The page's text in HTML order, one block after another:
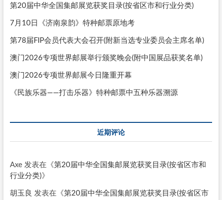
第20届中华全国集邮展览获奖目录(按省区市和行业分类)
7月10日《济南泉韵》特种邮票原地考
第78届FIP会员代表大会召开(附新当选专业委员会主席名单)
澳门2026专项世界邮展举行颁奖晚会(附中国展品获奖名单)
澳门2026专项世界邮展今日隆重开幕
《民族乐器——打击乐器》特种邮票中五种乐器溯源
近期评论
Axe发表在《第20届中华全国集邮展览获奖目录(按省区市和
行业分类)》
胡玉良 发表在《第20届中华全国集邮展览获奖目录(按省区市